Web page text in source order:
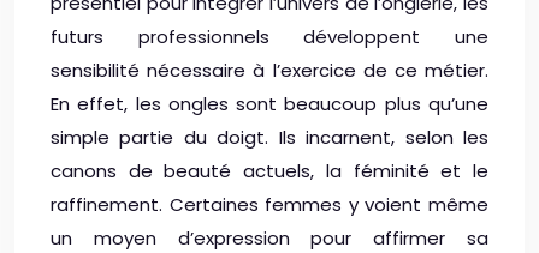
futurs professionnels développent une
sensibilité nécessaire à l’exercice de ce métier.
En effet, les ongles sont beaucoup plus qu’une
simple partie du doigt. Ils incarnent, selon les
canons de beauté actuels, la féminité et le
raffinement. Certaines femmes y voient même
un moyen d’expression pour affirmer sa